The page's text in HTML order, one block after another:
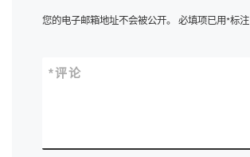
您的电子邮箱地址不会被公开。 必填项已用*标注
评论
*